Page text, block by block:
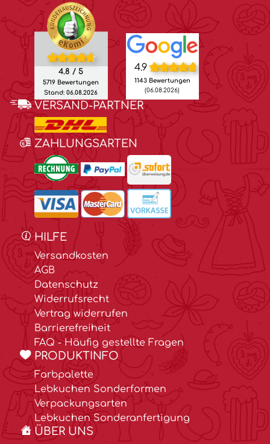
4.8 / 5
5719 Bewertungen
Stand: 06.08.2026
4.9
1143 Bewertungen
(06.08.2026)
VERSAND-PARTNER
ZAHLUNGSARTEN
HILFE
Versandkosten
AGB
Datenschutz
Widerrufsrecht
Vertrag widerrufen
Barrierefreiheit
FAQ - Häufig gestellte Fragen
PRODUKTINFO
Farbpalette
Lebkuchen Sonderformen
Verpackungsarten
Lebkuchen Sonderanfertigung
ÜBER UNS